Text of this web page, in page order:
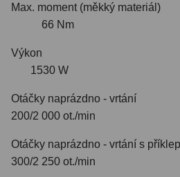
Max. moment
66 Nm
1530 W
Otáčky naprázdno -
200/2 000 ot./min
Otáčky naprázdno - vrtání s
300/2 250 ot./min